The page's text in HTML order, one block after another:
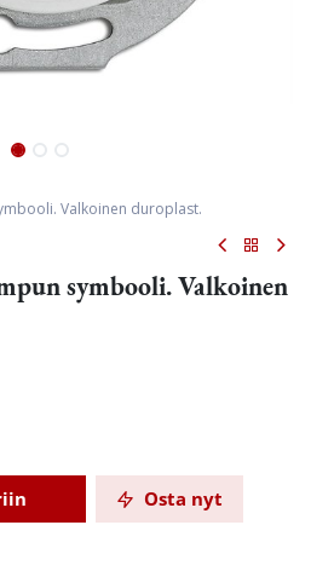
Valkoinen duroplast.
symbooli. Valkoinen
Osta nyt